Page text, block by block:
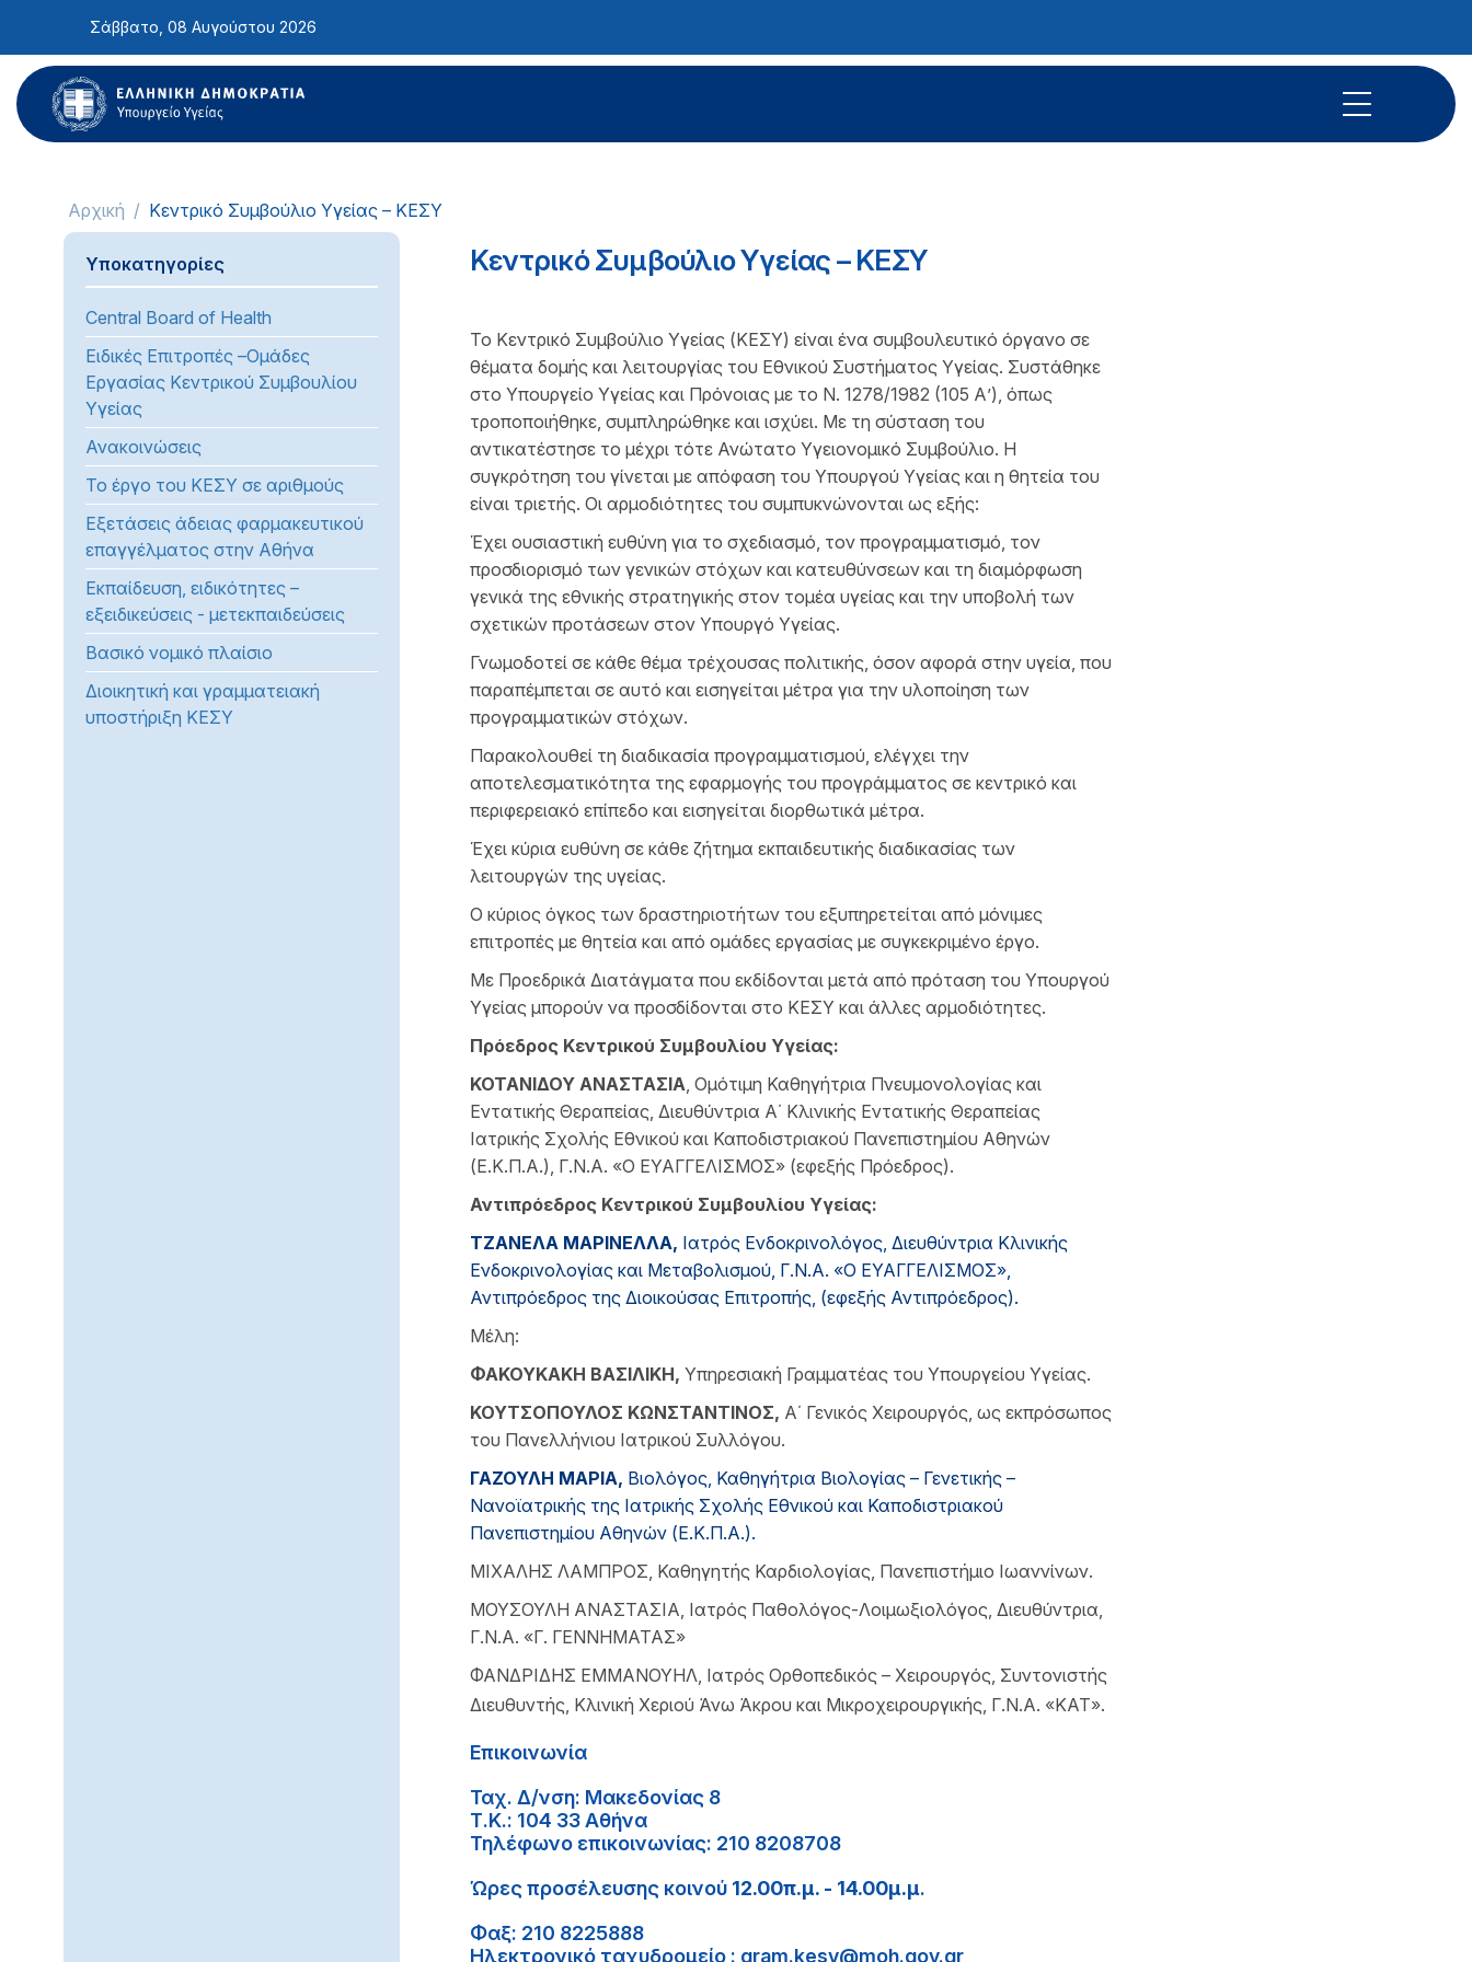
ιστότοπος
περιλαμβάνει
προσβασιμότητας.
Πατήστε
προσαρμόσετε
προβλήματα
χρησιμοποιούν
πρόγραμμα
ανάγνωσης
Σάββατο, 08 Αυγούστου 2026
Αρχική Κεντρικό Συμβούλιο Υγείας – ΚΕΣΥ
Υποκατηγορίες
Central Board of Health
Ειδικές Επιτροπές –Ομάδες
Εργασίας Κεντρικού Συμβουλίου
Υγείας
Ανακοινώσεις
Το έργο του ΚΕΣΥ σε αριθμούς
Εξετάσεις άδειας φαρμακευτικού
επαγγέλματος στην Αθήνα
Εκπαίδευση, ειδικότητες –
εξειδικεύσεις - μετεκπαιδεύσεις
Βασικό νομικό πλαίσιο
Διοικητική και γραμματειακή
υποστήριξη ΚΕΣΥ
Κεντρικό Συμβούλιο Υγείας – ΚΕΣΥ
Το Κεντρικό Συμβούλιο Υγείας (ΚΕΣΥ) είναι ένα συμβουλευτικό όργανο σε
θέματα δομής και λειτουργίας του Εθνικού Συστήματος Υγείας. Συστάθηκε
στο Υπουργείο Υγείας και Πρόνοιας με το Ν. 1278/1982 (105 Α’), όπως
τροποποιήθηκε, συμπληρώθηκε και ισχύει. Με τη σύσταση του
αντικατέστησε το μέχρι τότε Ανώτατο Υγειονομικό Συμβούλιο. Η
συγκρότηση του γίνεται με απόφαση του Υπουργού Υγείας και η θητεία του
είναι τριετής. Οι αρμοδιότητες του συμπυκνώνονται ως εξής:
Έχει ουσιαστική ευθύνη για το σχεδιασμό, τον προγραμματισμό, τον
προσδιορισμό των γενικών στόχων και κατευθύνσεων και τη διαμόρφωση
γενικά της εθνικής στρατηγικής στον τομέα υγείας και την υποβολή των
σχετικών προτάσεων στον Υπουργό Υγείας.
Γνωμοδοτεί σε κάθε θέμα τρέχουσας πολιτικής, όσον αφορά στην υγεία, που
παραπέμπεται σε αυτό και εισηγείται μέτρα για την υλοποίηση των
προγραμματικών στόχων.
Παρακολουθεί τη διαδικασία προγραμματισμού, ελέγχει την
αποτελεσματικότητα της εφαρμογής του προγράμματος σε κεντρικό και
περιφερειακό επίπεδο και εισηγείται διορθωτικά μέτρα.
Έχει κύρια ευθύνη σε κάθε ζήτημα εκπαιδευτικής διαδικασίας των
λειτουργών της υγείας.
Ο κύριος όγκος των δραστηριοτήτων του εξυπηρετείται από μόνιμες
επιτροπές με θητεία και από ομάδες εργασίας με συγκεκριμένο έργο.
Με Προεδρικά Διατάγματα που εκδίδονται μετά από πρόταση του Υπουργού
Υγείας μπορούν να προσδίδονται στο ΚΕΣΥ και άλλες αρμοδιότητες.
Πρόεδρος Κεντρικού Συμβουλίου Υγείας:
ΚΟΤΑΝΙΔΟΥ ΑΝΑΣΤΑΣΙΑ, Ομότιμη Καθηγήτρια Πνευμονολογίας και
Εντατικής Θεραπείας, Διευθύντρια Α΄ Κλινικής Εντατικής Θεραπείας
Ιατρικής Σχολής Εθνικού και Καποδιστριακού Πανεπιστημίου Αθηνών
(Ε.Κ.Π.Α.), Γ.Ν.Α. «Ο ΕΥΑΓΓΕΛΙΣΜΟΣ» (εφεξής Πρόεδρος).
Αντιπρόεδρος Κεντρικού Συμβουλίου Υγείας:
ΤΖΑΝΕΛΑ ΜΑΡΙΝΕΛΛΑ, Ιατρός Ενδοκρινολόγος, Διευθύντρια Κλινικής
Ενδοκρινολογίας και Μεταβολισμού, Γ.Ν.Α. «Ο ΕΥΑΓΓΕΛΙΣΜΟΣ»,
Αντιπρόεδρος της Διοικούσας Επιτροπής, (εφεξής Αντιπρόεδρος).
Μέλη:
ΦΑΚΟΥΚΑΚΗ ΒΑΣΙΛΙΚΗ, Υπηρεσιακή Γραμματέας του Υπουργείου Υγείας.
ΚΟΥΤΣΟΠΟΥΛΟΣ ΚΩΝΣΤΑΝΤΙΝΟΣ, Α΄ Γενικός Χειρουργός, ως εκπρόσωπος
του Πανελλήνιου Ιατρικού Συλλόγου.
ΓΑΖΟΥΛΗ ΜΑΡΙΑ, Βιολόγος, Καθηγήτρια Βιολογίας – Γενετικής –
Νανοϊατρικής της Ιατρικής Σχολής Εθνικού και Καποδιστριακού
Πανεπιστημίου Αθηνών (Ε.Κ.Π.Α.).
ΜΙΧΑΛΗΣ ΛΑΜΠΡΟΣ, Καθηγητής Καρδιολογίας, Πανεπιστήμιο Ιωαννίνων.
ΜΟΥΣΟΥΛΗ ΑΝΑΣΤΑΣΙΑ, Ιατρός Παθολόγος-Λοιμωξιολόγος, Διευθύντρια,
Γ.Ν.Α. «Γ. ΓΕΝΝΗΜΑΤΑΣ»
ΦΑΝΔΡΙΔΗΣ ΕΜΜΑΝΟΥΗΛ, Ιατρός Ορθοπεδικός – Χειρουργός, Συντονιστής
Διευθυντής, Κλινική Χεριού Άνω Άκρου και Μικροχειρουργικής, Γ.Ν.Α. «ΚΑΤ».
Επικοινωνία
Ταχ. Δ/νση: Μακεδονίας 8
Τ.Κ.: 104 33 Αθήνα
Τηλέφωνο επικοινωνίας: 210 8208708
Ώρες προσέλευσης κοινού 12.00π.μ. - 14.00μ.μ.
Φαξ: 210 8225888
Ηλεκτρονικό ταχυδρομείο : gram.kesy@moh.gov.gr